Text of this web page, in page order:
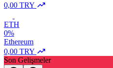
0,00 TRY
ETH
0%
Ethereum
0,00 TRY
Son Gelişmeler